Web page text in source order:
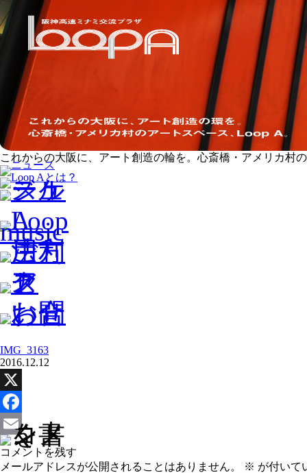
これからの大阪に、アート創造の輪を。心斎橋・アメリカ村
IMG_3163
2016.12.12
X
Facebook
Email
コメントを残す
メールアドレスが公開されることはありません。
※ が付いて